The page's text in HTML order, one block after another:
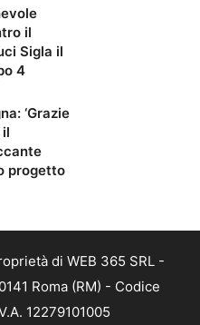
il
Sigla il
4
‘Grazie
progetto
di WEB 365 SRL -
Roma (RM) - Codice
12279101005